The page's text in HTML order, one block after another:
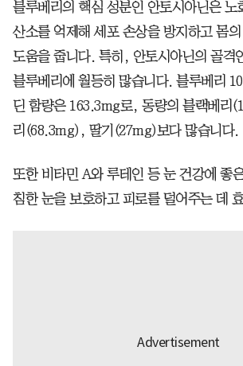
블루베리의 핵심 성분인 안토시아닌은 노
산소를 억제해 세포 손상을 방지하고 몸의
도움을 줍니다. 특히, 안토시아닌의 골격
블루베리에 월등히 많습니다. 블루베리
딘 함량은 163.3mg로, 동량의 블랙베리
리(68.3mg), 딸기(27mg)보다 많습니다.
또한 비타민 A와 루테인 등 눈 건강에 좋
침한 눈을 보호하고 피로를 덜어주는 데